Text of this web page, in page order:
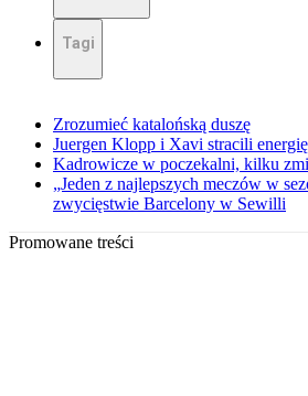
Tagi
Zrozumieć katalońską duszę
Juergen Klopp i Xavi stracili energię
Kadrowicze w poczekalni, kilku
„Jeden z najlepszych meczów w
zwycięstwie Barcelony w Sewilli
Promowane treści